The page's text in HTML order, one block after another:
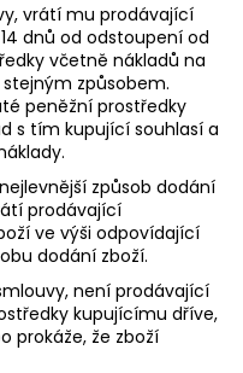
vrátí mu prodávající
dnů od odstoupení od
včetně nákladů na
způsobem.
peněžní prostředky
s tím kupující souhlasí a
způsob dodání
prodávající
ve výši odpovídající
dodání zboží.
není prodávající
kupujícímu dříve,
prokáže, že zboží